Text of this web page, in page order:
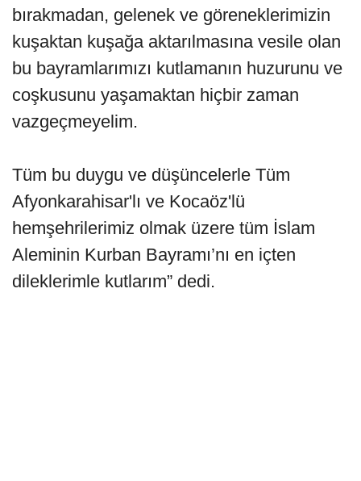
bırakmadan, gelenek ve göreneklerimizin
kuşaktan kuşağa aktarılmasına vesile olan
bu bayramlarımızı kutlamanın huzurunu ve
coşkusunu yaşamaktan hiçbir zaman
vazgeçmeyelim.
Tüm bu duygu ve düşüncelerle Tüm
Afyonkarahisar'lı ve Kocaöz'lü
hemşehrilerimiz olmak üzere tüm İslam
Aleminin Kurban Bayramı’nı en içten
dileklerimle kutlarım” dedi.